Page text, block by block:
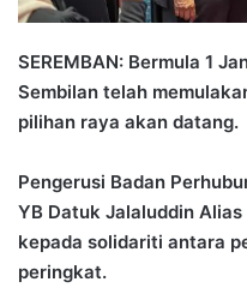
SEREMBAN: Bermula 1
Sembilan telah
pilihan raya akan datang.
Pengerusi Badan
YB Datuk Jalaluddin
kepada solidariti antara
peringkat.